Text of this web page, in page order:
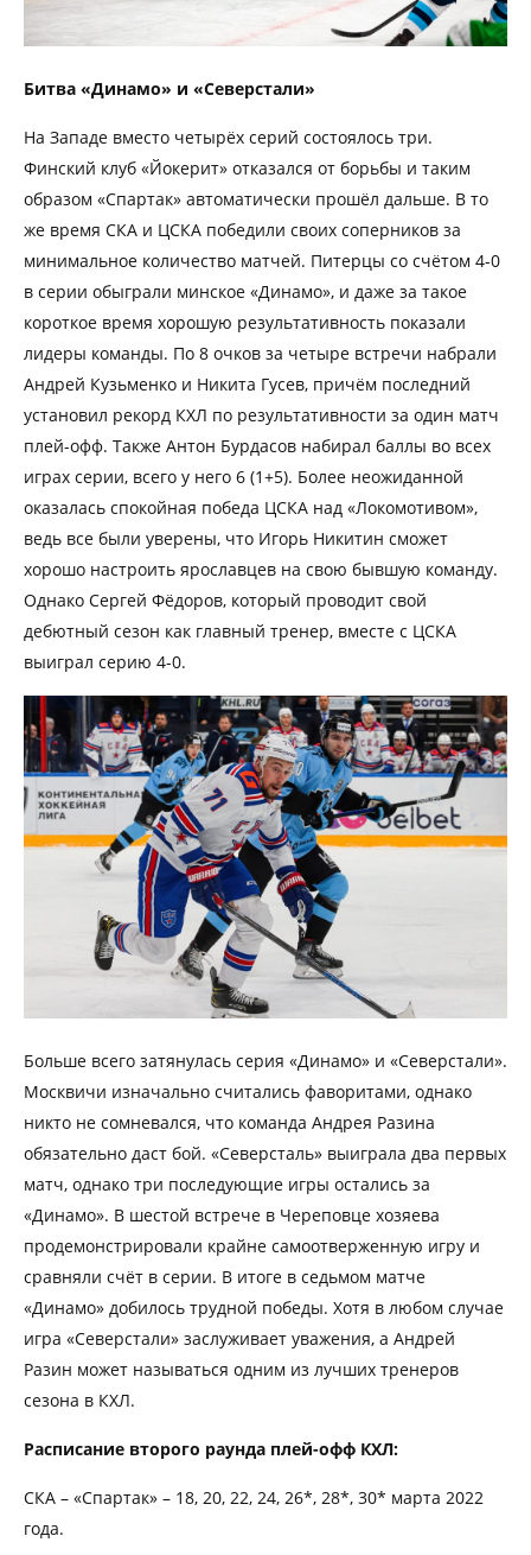
Битва «Динамо» и «Северстали»
На Западе вместо четырёх серий состоялось три.
Финский клуб «Йокерит» отказался от борьбы и таким
образом «Спартак» автоматически прошёл дальше. В то
же время СКА и ЦСКА победили своих соперников за
минимальное количество матчей. Питерцы со счётом 4-0
в серии обыграли минское «Динамо», и даже за такое
короткое время хорошую результативность показали
лидеры команды. По 8 очков за четыре встречи набрали
Андрей Кузьменко и Никита Гусев, причём последний
установил рекорд КХЛ по результативности за один матч
плей-офф. Также Антон Бурдасов набирал баллы во всех
играх серии, всего у него 6 (1+5). Более неожиданной
оказалась спокойная победа ЦСКА над «Локомотивом»,
ведь все были уверены, что Игорь Никитин сможет
хорошо настроить ярославцев на свою бывшую команду.
Однако Сергей Фёдоров, который проводит свой
дебютный сезон как главный тренер, вместе с ЦСКА
выиграл серию 4-0.
Больше всего затянулась серия «Динамо» и «Северстали».
Москвичи изначально считались фаворитами, однако
никто не сомневался, что команда Андрея Разина
обязательно даст бой. «Северсталь» выиграла два первых
матч, однако три последующие игры остались за
«Динамо». В шестой встрече в Череповце хозяева
продемонстрировали крайне самоотверженную игру и
сравняли счёт в серии. В итоге в седьмом матче
«Динамо» добилось трудной победы. Хотя в любом случае
игра «Северстали» заслуживает уважения, а Андрей
Разин может называться одним из лучших тренеров
сезона в КХЛ.
Расписание второго раунда плей-офф КХЛ:
СКА – «Спартак» – 18, 20, 22, 24, 26*, 28*, 30* марта 2022
года.